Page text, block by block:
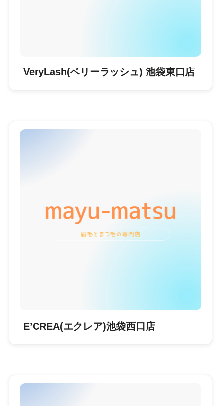
VeryLash(ベリーラッシュ) 池袋東口店
E’CREA(エクレア)池袋西口店